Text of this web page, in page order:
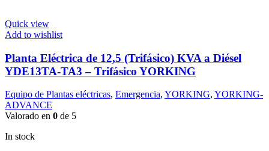
Quick view
Add to wishlist
Planta Eléctrica de 12,5 (Trifásico) KVA a Diésel
YDE13TA-TA3 – Trifásico YORKING
Equipo de Plantas eléctricas, Emergencia, YORKING, YORKING-
ADVANCE
Valorado en 0 de 5
In stock